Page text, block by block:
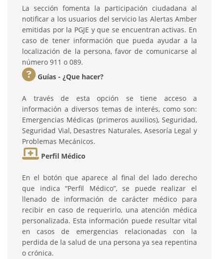
La sección fomenta la participación ciudadana al
notificar a los usuarios del servicio las Alertas Amber
emitidas por la PGJE y que se encuentran activas. En
caso de tener información que pueda ayudar a la
localización de la persona, favor de comunicarse al
número 911 o 089.
Guías - ¿Que hacer?
A través de esta opción se tiene acceso a
información a diversos temas de interés, como son:
Emergencias Médicas (primeros auxilios), Seguridad,
Seguridad Vial, Desastres Naturales, Asesoría Legal y
Problemas Mecánicos.
Perfil Médico
En el botón que aparece al final del lado derecho
que indica “Perfil Médico”, se puede realizar el
llenado de información de carácter médico para
recibir en caso de requerirlo, una atención médica
personalizada. Esta información puede resultar vital
en casos de emergencias relacionadas con la
perdida de la salud de una persona ya sea repentina
o crónica.